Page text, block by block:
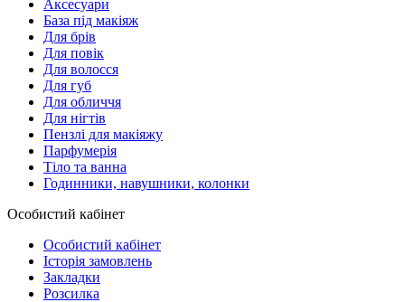
Аксесуари
База під макіяж
Для брів
Для повік
Для волосся
Для губ
Для обличчя
Для нігтів
Пензлі для макіяжу
Парфумерія
Тіло та ванна
Годинники, навушники, колонки
Особистий кабінет
Особистий кабінет
Історія замовлень
Закладки
Розсилка